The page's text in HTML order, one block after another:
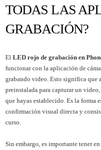
TODAS LAS
GRABACIÓN?
El LED rojo de grabación en
funcionar con la aplicación de
grabando video. Esto significa que
preinstalada para capturar un
que hayas establecido. Es la forma
confirmación visual directa y
curso.
Sin embargo, es importante tener